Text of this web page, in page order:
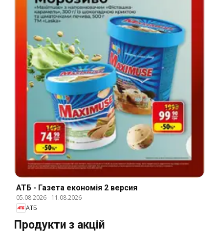
АТБ - Газета економія 2 версия
05.08.2026- 11.08.2026
АТБ
Продукти з акцій